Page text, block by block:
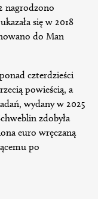
nagrodzono
ukazała się w 2018
do Man
czterdzieści
powieścią, a
wydany w 2025
zdobyła
euro wręczaną
po